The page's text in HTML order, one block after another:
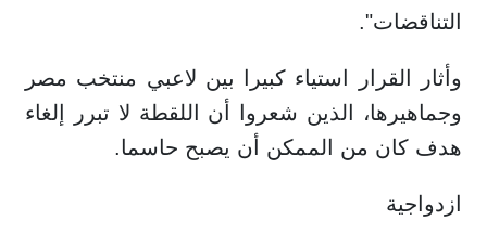
التناقضات".
وأثار القرار استياء كبيرا بين لاعبي منتخب مصر
وجماهيرها، الذين شعروا أن اللقطة لا تبرر إلغاء
هدف كان من الممكن أن يصبح حاسما.
ازدواجية